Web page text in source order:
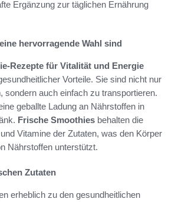
Ergänzung zur täglichen Ernährung
hervorragende Wahl sind
Rezepte für Vitalität und Energie
Vorteile. Sie sind nicht nur
sondern auch einfach zu transportieren.
geballte Ladung an Nährstoffen in
Frische Smoothies behalten die
Vitamine der Zutaten, was den Körper
Nährstoffen unterstützt.
Zutaten
erheblich zu den gesundheitlichen